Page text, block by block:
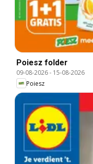
Poiesz folder
09-08-2026- 15-08-2026
Poiesz